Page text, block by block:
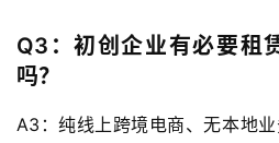
栏
Q3：初创企业有必要租
吗？
A3：纯线上跨境电商、无本地